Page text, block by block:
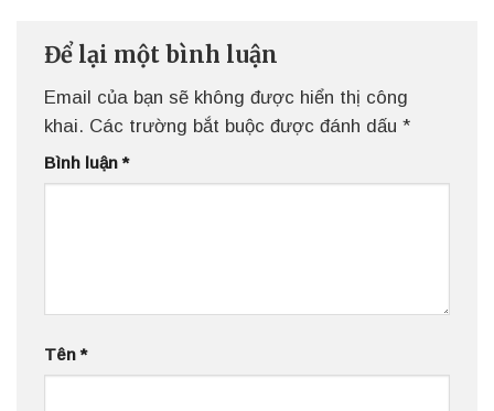
Để lại một bình luận
Email của bạn sẽ không được hiển thị công
khai. Các trường bắt buộc được đánh dấu *
Bình luận*
Tên*